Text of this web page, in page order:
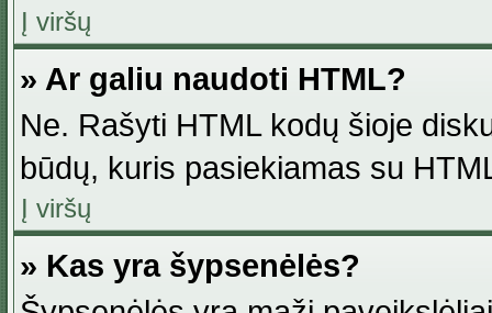
Į viršų
» Ar galiu naudoti HTML?
Ne. Rašyti HTML kodų šioje
būdų, kuris pasiekiamas su
Į viršų
» Kas yra šypsenėlės?